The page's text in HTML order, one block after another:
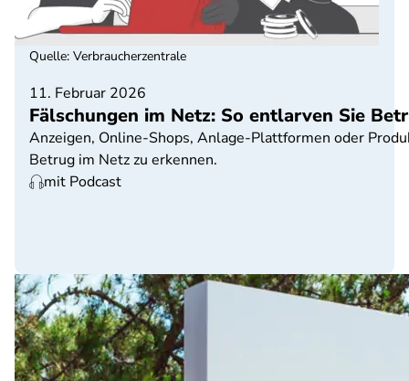
11. Februar 2026
Fälschungen im Netz: So entlarven Sie
Anzeigen, Online-Shops, Anlage-Plattformen oder
Betrug im Netz zu erkennen.
mit Podcast
Quelle: Verbraucherzentrale